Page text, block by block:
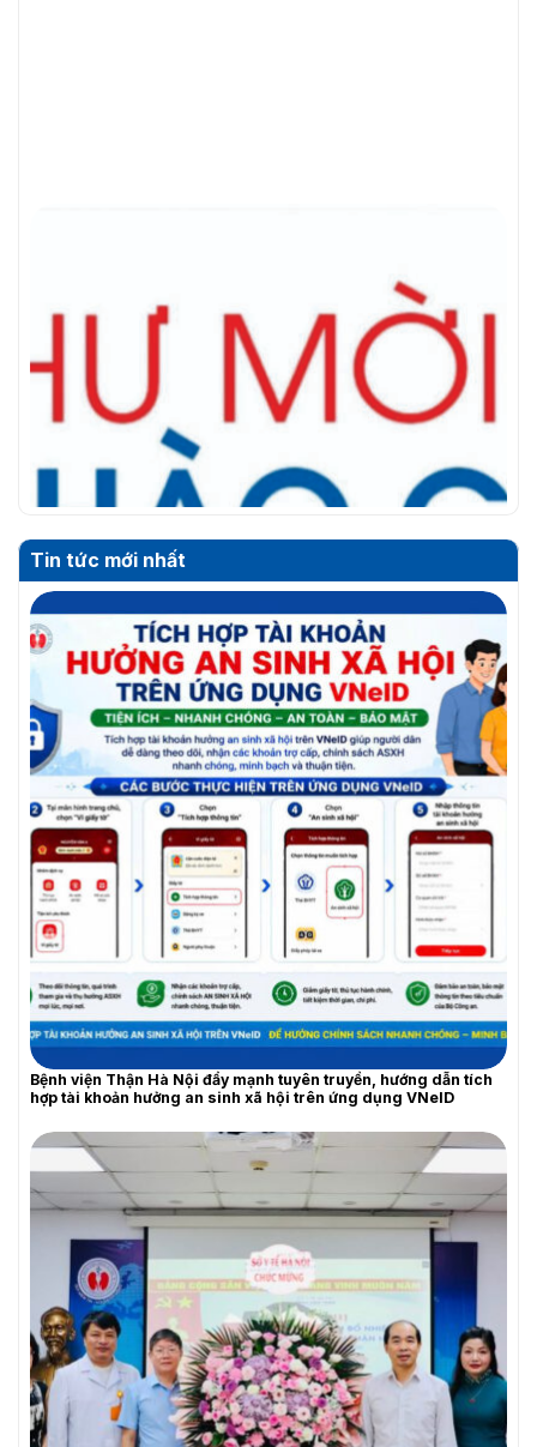
THƯ MỜI
THƯ MỜI BÁO GIÁ
Tin tức mới nhất
Bệnh viện Thận Hà Nội đẩy mạnh tuyên truyền, hướng dẫn tích
hợp tài khoản hưởng an sinh xã hội trên ứng dụng VNeID